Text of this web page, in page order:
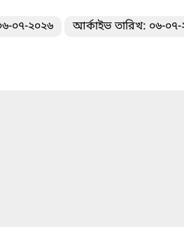
০৭-২০২৬ আর্কাইভ তারিখ: ০৬-